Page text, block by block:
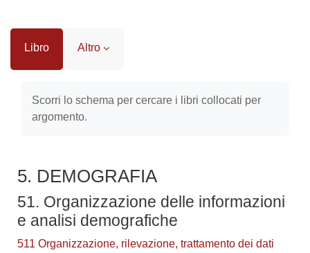
Libro Altro
Scorri lo schema per cercare i libri collocati per
argomento.
5. DEMOGRAFIA
51. Organizzazione delle informazioni
e analisi demografiche
511 Organizzazione, rilevazione, trattamento dei dati